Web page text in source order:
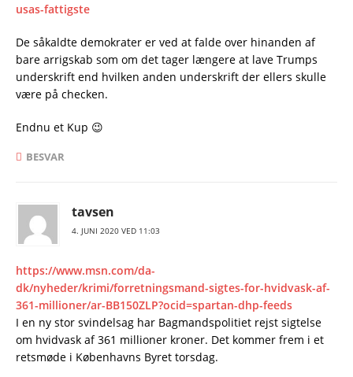
usas-fattigste
De såkaldte demokrater er ved at falde over hinanden af
bare arrigskab som om det tager længere at lave Trumps
underskrift end hvilken anden underskrift der ellers skulle
være på checken.
Endnu et Kup 😉
BESVAR
tavsen
4. JUNI 2020 VED 11:03
https://www.msn.com/da-
dk/nyheder/krimi/forretningsmand-sigtes-for-hvidvask-af-
361-millioner/ar-BB150ZLP?ocid=spartan-dhp-feeds
I en ny stor svindelsag har Bagmandspolitiet rejst sigtelse
om hvidvask af 361 millioner kroner. Det kommer frem i et
retsmøde i Københavns Byret torsdag.